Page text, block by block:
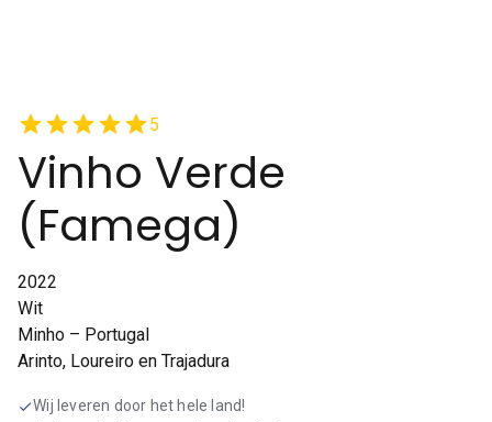
starstarstarstarstar5
Vinho Verde
(Famega)
2022
Wit
Minho – Portugal
Arinto, Loureiro en Trajadura
checkWij leveren door het hele land!